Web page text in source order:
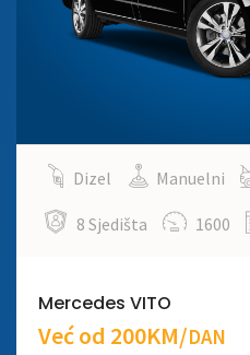
Dizel Manuelni
8 Sjedišta 1600
Mercedes VITO
Već od 200KM/DAN